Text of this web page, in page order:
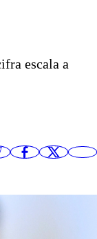
escala a